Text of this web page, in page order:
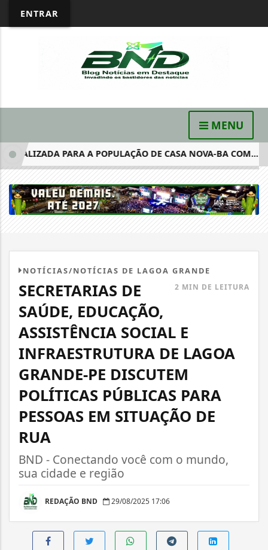
ENTRAR
MENU
PARA A POPULAÇÃO DE CASA NOVA-BA COM...
NOTÍCIAS/NOTÍCIAS DE LAGOA GRANDE
2 MIN DE LEITURA
SECRETARIAS DE
SAÚDE, EDUCAÇÃO,
ASSISTÊNCIA SOCIAL E
INFRAESTRUTURA DE LAGOA
GRANDE-PE DISCUTEM
POLÍTICAS PÚBLICAS PARA
PESSOAS EM SITUAÇÃO DE
RUA
BND - Conectando você com o mundo,
sua cidade e região
REDAÇÃO BND 29/08/2025 17:06